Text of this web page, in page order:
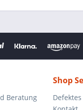
Beratung
Shop